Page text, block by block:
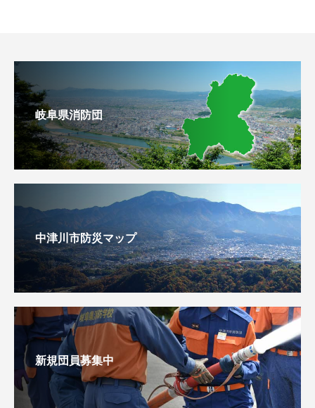
岐阜県消防団
中津川市防災マップ
新規団員募集中